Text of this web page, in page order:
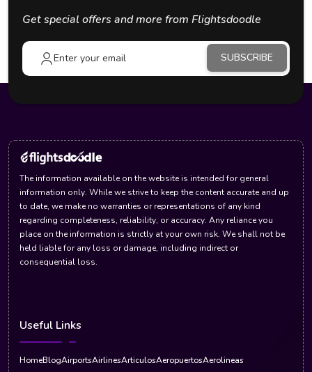
Get special offers and more from Flightsdoodle
SUBSCRIBE
The information available on the website is intended for general
information only. While we strive to keep the content accurate and up
to date, we make no warranties or representations of any kind
regarding completeness, reliability, or accuracy. Any reliance you
place on the information is strictly at your own risk. We shall not be
held liable for any loss or damage, including indirect or
consequential loss.
Useful Links
HomeBlogAirportsAirlinesArticulosAeropuertosAerolineas